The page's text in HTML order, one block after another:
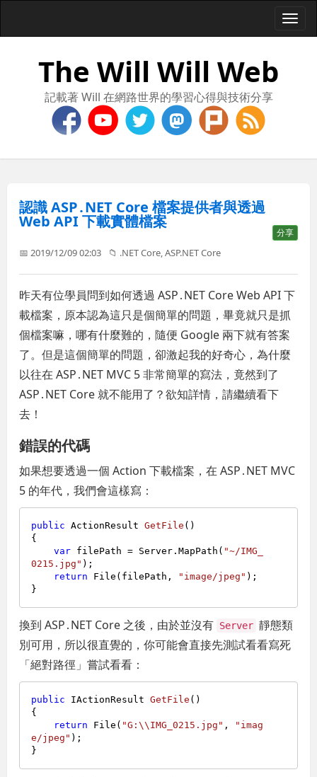
The Will Will Web
記載著 Will 在網路世界的學習心得與技術分享
認識 ASP․NET Core 檔案提供者與透過
Web API 下載實體檔案
分享
📅 2019/12/09 02:03 📁 .NET Core ,ASP.NET Core
昨天有位學員問到如何透過 ASP․NET Core Web API 下
載檔案，原本認為這只是個簡單的問題，畢竟就只是抓
個檔案嘛，哪有什麼難的，隨便 Google 兩下就有答案
了。但是這個簡單的問題，卻激起我的好奇心，為什麼
以往在 ASP․NET MVC 5 非常簡單的寫法，竟然到了
ASP․NET Core 就不能用了？欲知詳情，請繼續看下
去！
錯誤的代碼
如果想要透過一個 Action 下載檔案，在 ASP․NET MVC
5 的年代，我們會這樣寫：
public ActionResult GetFile ()
{
var filePath = Server.MapPath( "~/IMG_
0215.jpg" );
return File(filePath, "image/jpeg" );
換到 ASP․NET Core 之後，由於並沒有 Server 靜態類
別可用，所以很直覺的，你可能會直接先測試看看寫死
「絕對路徑」嘗試看看：
public IActionResult GetFile ()
{
return File( "G:\\IMG_0215.jpg" ,
"imag
e/jpeg" );